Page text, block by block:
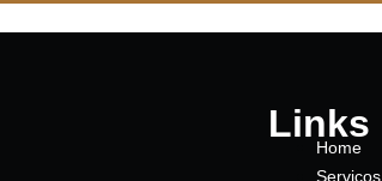
Links
Home
Serviços